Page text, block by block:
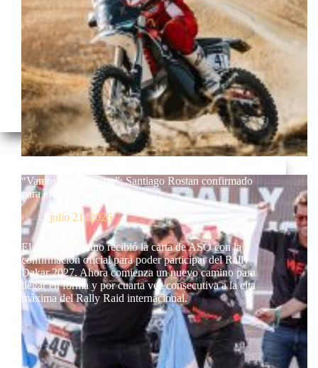
“Vamos por la cuarta”: Santiago Rostan confirmado
para el Dakar 2027
julio 21, 2026
El piloto neuquino recibió la carta de ASO con la
confirmación oficial para poder participar del Rally
Dakar 2027. Ahora comienza un nuevo camino para
llegar en forma y por cuarta vez consecutiva a la cita
máxima del Rally Raid internacional.